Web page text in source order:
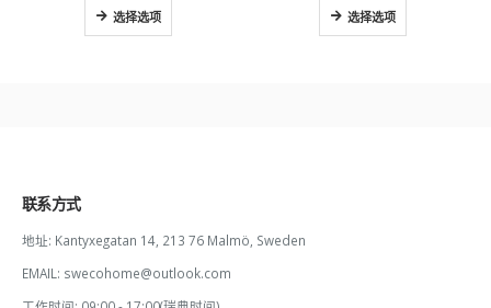
选择选项 选择选项
联系方式
地址: Kantyxegatan 14, 213 76 Malmö, Sweden
EMAIL: swecohome@outlook.com